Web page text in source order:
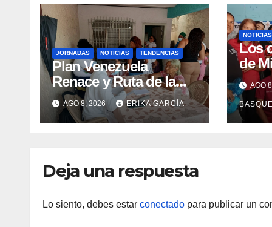
JORNADAS NOTICIAS TENDENCIAS
Plan Venezuela
Renace y Ruta de la
Aragüeñidad
garantizan atención
médica integral en
AGO 8, 2026 ERIKA GARCÍA
NOTICIAS
Los
de
AGO
Deja una respuesta
Lo siento, debes estar conectado para publicar un